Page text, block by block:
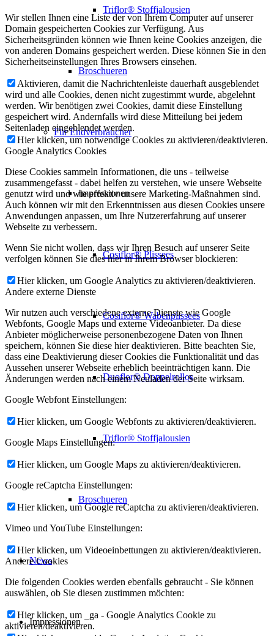
Triflor® Stoffjalousien
Broschueren
Für Endverbraucher
Impressionen
Cosiflor® Plissees
Cosiflor® Wabenplissees
Duoflor® Doppelrollos
Triflor® Stoffjalousien
Broschueren
News
Impressionen
Wir stellen Ihnen eine Liste der von Ihrem Computer auf unserer
Domain gespeicherten Cookies zur Verfügung. Aus
Sicherheitsgründen können wie Ihnen keine Cookies anzeigen, die
von anderen Domains gespeichert werden. Diese können Sie in den
Sicherheitseinstellungen Ihres Browsers einsehen.
Aktivieren, damit die Nachrichtenleiste dauerhaft ausgeblendet
wird und alle Cookies, denen nicht zugestimmt wurde, abgelehnt
werden. Wir benötigen zwei Cookies, damit diese Einstellung
gespeichert wird. Andernfalls wird diese Mitteilung bei jedem
Seitenladen eingeblendet werden.
Hier klicken, um notwendige Cookies zu aktivieren/deaktivieren.
Google Analytics Cookies
Diese Cookies sammeln Informationen, die uns - teilweise
zusammengefasst - dabei helfen zu verstehen, wie unsere Webseite
genutzt wird und wie effektiv unsere Marketing-Maßnahmen sind.
Auch können wir mit den Erkenntnissen aus diesen Cookies unsere
Anwendungen anpassen, um Ihre Nutzererfahrung auf unserer
Webseite zu verbessern.
Wenn Sie nicht wollen, dass wir Ihren Besuch auf unserer Seite
verfolgen können Sie dies hier in Ihrem Browser blockieren:
Hier klicken, um Google Analytics zu aktivieren/deaktivieren.
Andere externe Dienste
Wir nutzen auch verschiedene externe Dienste wie Google
Webfonts, Google Maps und externe Videoanbieter. Da diese
Anbieter möglicherweise personenbezogene Daten von Ihnen
speichern, können Sie diese hier deaktivieren. Bitte beachten Sie,
dass eine Deaktivierung dieser Cookies die Funktionalität und das
Aussehen unserer Webseite erheblich beeinträchtigen kann. Die
Änderungen werden nach einem Neuladen der Seite wirksam.
Google Webfont Einstellungen:
Hier klicken, um Google Webfonts zu aktivieren/deaktivieren.
Google Maps Einstellungen:
Hier klicken, um Google Maps zu aktivieren/deaktivieren.
Google reCaptcha Einstellungen:
Hier klicken, um Google reCaptcha zu aktivieren/deaktivieren.
Vimeo und YouTube Einstellungen:
Hier klicken, um Videoeinbettungen zu aktivieren/deaktivieren.
Andere Cookies
Die folgenden Cookies werden ebenfalls gebraucht - Sie können
auswählen, ob Sie diesen zustimmen möchten:
Hier klicken, um _ga - Google Analytics Cookie zu
aktivieren/deaktivieren.